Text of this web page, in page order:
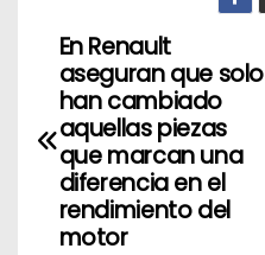
er e
b
o
o
k
dI
n
N
v
En Renault
aseguran que solo
han cambiado
aquellas piezas
que marcan una
diferencia en el
rendimiento del
motor